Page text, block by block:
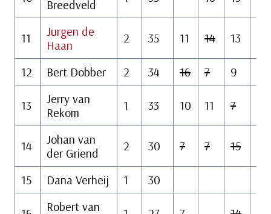
Breedveld
11
Jurgen de
Haan
2 35 11 14 13
12 Bert Dobber 2 34 16 7 9
13
Jerry van
Rekom
1 33 10 11 7
14
Johan van
der Griend
2 30 7 7 15
15 Dana Verheij 1 30
Robert van